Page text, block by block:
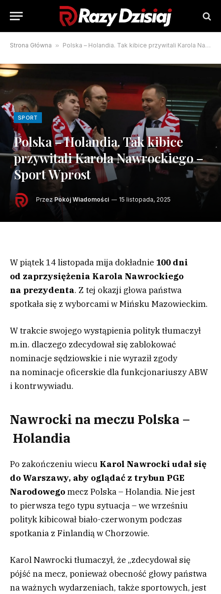
Strona Główna » Polska – Holandia. Tak kibice przywitali Karola Nawrockiego – Sport Wprost
SPORT
Polska – Holandia. Tak kibice
przywitali Karola Nawrockiego –
Sport Wprost
Przez Pokój Wiadomości 15 listopada, 2025
W piątek 14 listopada mija dokładnie 100 dni
od zaprzysiężenia Karola Nawrockiego
na prezydenta. Z tej okazji głowa państwa
spotkała się z wyborcami w Mińsku Mazowieckim.
W trakcie swojego wystąpienia polityk tłumaczył
m.in. dlaczego zdecydował się zablokować
nominacje sędziowskie i nie wyraził zgody
na nominacje oficerskie dla funkcjonariuszy ABW
i kontrwywiadu.
Nawrocki na meczu Polska –
Holandia
Po zakończeniu wiecu Karol Nawrocki udał się
do Warszawy, aby oglądać z trybun PGE
Narodowegomecz Polska – Holandia. Nie jest
to pierwsza tego typu sytuacja – we wrześniu
polityk kibicował biało-czerwonym podczas
spotkania z Finlandią w Chorzowie.
Karol Nawrocki tłumaczył, że „zdecydował się
pójść na mecz, ponieważ obecność głowy państwa
na ważnych wydarzeniach, także sportowych, jest